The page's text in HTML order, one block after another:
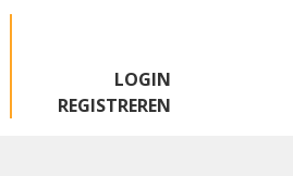
LOGIN
REGISTREREN